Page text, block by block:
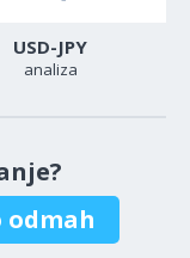
USD-JPY
analiza